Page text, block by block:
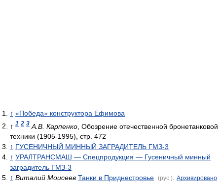
↑ «Победа» конструктора Ефимова
↑ 1 2 3 А.В. Карпенко , Обозрение отечественной бронетанковой
техники (1905-1995), стр. 472
↑ ГУСЕНИЧНЫЙ МИННЫЙ ЗАГРАДИТЕЛЬ ГМЗ-3
↑ УРАЛТРАНСМАШ — Спецпродукция — Гусеничный минный
заградитель ГМЗ-3
↑ Виталий Моисеев Танки в Приднестровье (рус.). Архивировано